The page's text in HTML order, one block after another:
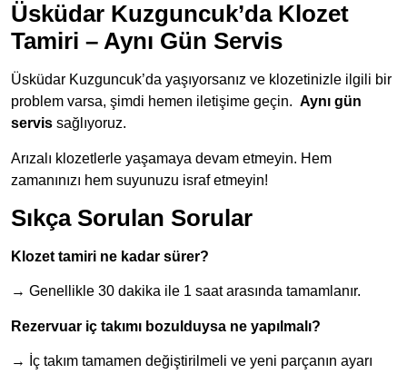
Üsküdar Kuzguncuk’da Klozet
Tamiri – Aynı Gün Servis
Üsküdar Kuzguncuk’da yaşıyorsanız ve klozetinizle ilgili bir
problem varsa, şimdi hemen iletişime geçin. Aynı gün
servis sağlıyoruz.
Arızalı klozetlerle yaşamaya devam etmeyin. Hem
zamanınızı hem suyunuzu israf etmeyin!
Sıkça Sorulan Sorular
Klozet tamiri ne kadar sürer?
→ Genellikle 30 dakika ile 1 saat arasında tamamlanır.
Rezervuar iç takımı bozulduysa ne yapılmalı?
→ İç takım tamamen değiştirilmeli ve yeni parçanın ayarı